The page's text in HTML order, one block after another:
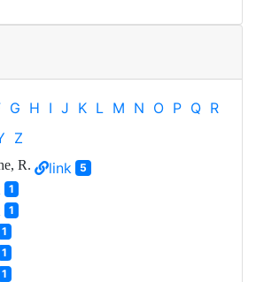
G H I J K L M N O P Q R
Z
R. link 5
1
1
1
1
1